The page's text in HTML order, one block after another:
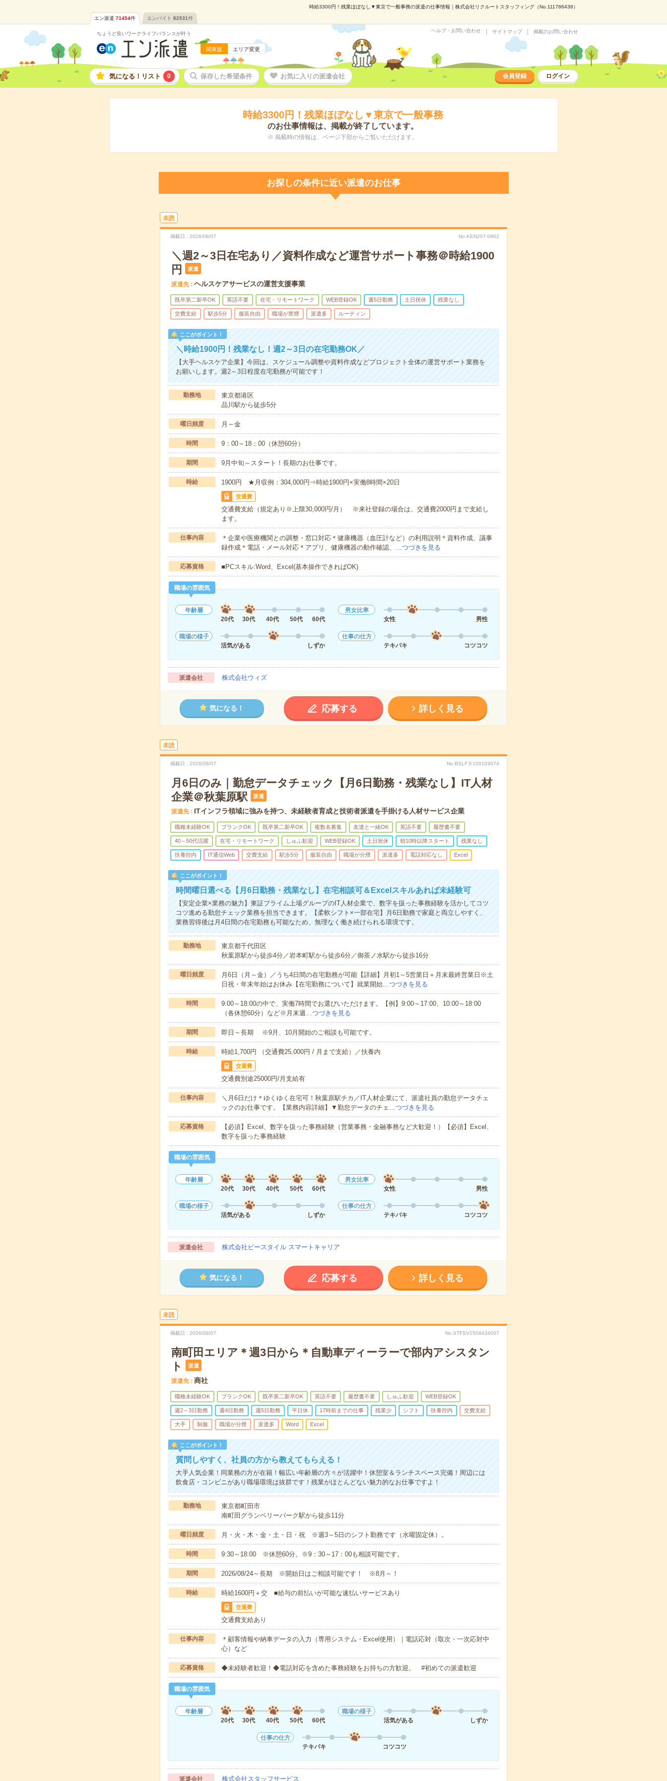
時給3300円！残業ほぼなし▼東京で一般事務の派遣の仕事情報｜株式会社リクルートスタッフィング（No.111786438）
エン派遣 71454件 エンバイト 82531件
ちょうど良いワークライフバランスが叶う
関東版 エリア変更
ヘルプ・お問い合わせ サイトマップ 掲載のお問い合わせ
気になる！リスト 0 保存した希望条件 お気に入りの派遣会社 会員登録 ログイン
時給3300円！残業ほぼなし▼東京で一般事務
のお仕事情報は、掲載が終了しています。
※ 掲載時の情報は、ページ下部からご覧いただけます。
お探しの条件に近い派遣のお仕事
未読
掲載日 2026/08/07 No.KEN207-0802
＼週2～3日在宅あり／資料作成など運営サポート事務＠時給1900
円
派遣
派遣先 ヘルスケアサービスの運営支援事業
既卒第二新卒OK 英語不要 在宅・リモートワーク WEB登録OK 週5日勤務 土日祝休 残業なし
交費支給 駅歩5分 服装自由 職場が禁煙 派遣多 ルーティン
ここがポイント！
＼時給1900円！残業なし！週2～3日の在宅勤務OK／
【大手ヘルスケア企業】今回は、スケジュール調整や資料作成などプロジェクト全体の運営サポート業務を
お願いします。週2～3日程度在宅勤務が可能です！
勤務地
東京都港区
品川駅から徒歩5分
曜日頻度 月～金
時間 9：00～18：00（休憩60分）
期間 9月中旬～スタート！長期のお仕事です。
時給 1900円 ★月収例：304,000円⇒時給1900円×実働8時間×20日
交通費
交通費支給（規定あり※上限30,000円/月） ※来社登録の場合は、交通費2000円まで支給し
ます。
仕事内容
＊企業や医療機関との調整・窓口対応＊健康機器（血圧計など）の利用説明＊資料作成、議事
録作成＊電話・メール対応＊アプリ、健康機器の動作確認、…つづきを見る
応募資格 ■PCスキル:Word、Excel(基本操作できればOK)
職場の雰囲気
年齢層
20代
30代 40代 50代 60代
男女比率
女性
男性
職場の様子
活気がある
しずか
仕事の仕方
テキパキ
コツコツ
派遣会社 株式会社ウィズ
気になる！ 応募する 詳しく見る
未読
掲載日 2026/08/07 No.BSLFタ100103074
月6日のみ｜勤怠データチェック【月6日勤務・残業なし】IT人材
企業＠秋葉原駅
派遣
派遣先 ITインフラ領域に強みを持つ、未経験者育成と技術者派遣を手掛ける人材サービス企業
職種未経験OK ブランクOK 既卒第二新卒OK 複数名募集 友達と一緒OK 英語不要 履歴書不要
40～50代活躍 在宅・リモートワーク しゅふ歓迎 WEB登録OK 土日祝休 朝10時以降スタート 残業なし
扶養控内 IT通信Web 交費支給 駅歩5分 服装自由 職場が分煙 派遣多 電話対応なし Excel
ここがポイント！
時間曜日選べる【月6日勤務・残業なし】在宅相談可＆Excelスキルあれば未経験可
【安定企業×業務の魅力】東証プライム上場グループのIT人材企業で、数字を扱った事務経験を活かしてコツ
コツ進める勤怠チェック業務を担当できます。【柔軟シフト×一部在宅】月6日勤務で家庭と両立しやすく、
業務習得後は月4日間の在宅勤務も可能なため、無理なく働き続けられる環境です。
勤務地
東京都千代田区
秋葉原駅から徒歩4分／岩本町駅から徒歩6分／御茶ノ水駅から徒歩16分
曜日頻度
月6日（月～金）／うち4日間の在宅勤務が可能【詳細】月初1～5営業日＋月末最終営業日※土
日祝・年末年始はお休み【在宅勤務について】就業開始…つづきを見る
時間
9:00～18:00の中で、実働7時間でお選びいただけます。【例】9:00～17:00、10:00～18:00
（各休憩60分）など※月末週…つづきを見る
期間 即日～長期 ※9月、10月開始のご相談も可能です。
時給 時給1,700円 （交通費25,000円 / 月まで支給）／扶養内
交通費
交通費別途25000円/月支給有
仕事内容
＼月6日だけ＊ゆくゆく在宅可！秋葉原駅チカ／IT人材企業にて、派遣社員の勤怠データチェ
ックのお仕事です。【業務内容詳細】▼勤怠データのチェ…つづきを見る
応募資格
【必須】Excel、数字を扱った事務経験（営業事務・金融事務など大歓迎！）【必須】Excel、
数字を扱った事務経験
職場の雰囲気
年齢層
20代
30代 40代 50代 60代
男女比率
女性
男性
職場の様子
活気がある
しずか
仕事の仕方
テキパキ
コツコツ
派遣会社 株式会社ビースタイル スマートキャリア
気になる！ 応募する 詳しく見る
未読
掲載日 2026/08/07 No.STFSV2504434007
南町田エリア＊週3日から＊自動車ディーラーで部内アシスタン
ト
派遣
派遣先 商社
職種未経験OK ブランクOK 既卒第二新卒OK 英語不要 履歴書不要 しゅふ歓迎 WEB登録OK
週2～3日勤務 週4日勤務 週5日勤務 平日休 17時前までの仕事 残業少 シフト 扶養控内 交費支給
大手 制服 職場が分煙 派遣多 Word Excel
ここがポイント！
質問しやすく、社員の方から教えてもらえる！
大手人気企業！同業務の方が在籍！幅広い年齢層の方々が活躍中！休憩室＆ランチスペース完備！周辺には
飲食店・コンビニがあり職場環境は抜群です！残業がほとんどない魅力的なお仕事ですよ！
勤務地
東京都町田市
南町田グランベリーパーク駅から徒歩11分
曜日頻度 月・火・木・金・土・日・祝 ※週3～5日のシフト勤務です（水曜固定休）。
時間 9:30～18:00 ※休憩60分。※9：30～17：00も相談可能です。
期間 2026/08/24～長期 ※開始日はご相談可能です！ ※8月～！
時給 時給1600円＋交 ■給与の前払いが可能な速払いサービスあり
交通費
交通費支給あり
仕事内容
＊顧客情報や納車データの入力（専用システム・Excel使用）｜電話応対（取次・一次応対中
心）など
応募資格 ◆未経験者歓迎！◆電話対応を含めた事務経験をお持ちの方歓迎。 #初めての派遣歓迎
職場の雰囲気
年齢層
20代
30代 40代 50代 60代
職場の様子
活気がある
しずか
仕事の仕方
テキパキ
コツコツ
派遣会社 株式会社スタッフサービス